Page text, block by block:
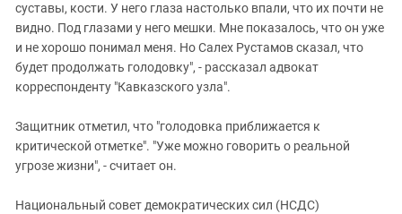
суставы, кости. У него глаза настолько впали, что их почти не
видно. Под глазами у него мешки. Мне показалось, что он уже
и не хорошо понимал меня. Но Салех Рустамов сказал, что
будет продолжать голодовку", - рассказал адвокат
корреспонденту "Кавказского узла".
Защитник отметил, что "голодовка приближается к
критической отметке". "Уже можно говорить о реальной
угрозе жизни", - считает он.
Национальный совет демократических сил (НСДС)